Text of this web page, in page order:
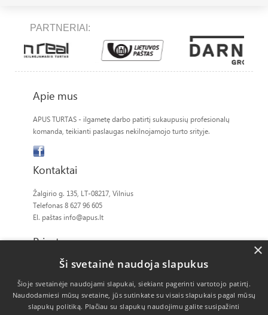
PARTNERIAI:
Apie mus
APUS TURTAS - ilgametę darbo patirtį sukaupusių profesionalų
komanda, teikianti paslaugas nekilnojamojo turto srityje.
Kontaktai
Žalgirio g. 135, LT-08217, Vilnius
Telefonas 8 627 96 605
El. paštas info@apus.lt
Privatumas
Slapukų politikaŠi svetainė naudoja slapukus
Šioje svetainėje naudojami slapukai, siekiant pagerinti vartotojo patirtį.
Naudodamiesi mūsų svetaine, jūs sutinkate su visais slapukais pagal mūsų
slapukų politiką. Plačiau su slapukų naudojimu galite susipažinti
×